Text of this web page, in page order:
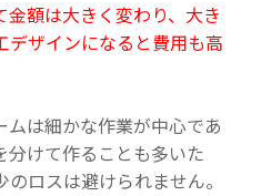
額は大きく変わり、大き
デザインになると費用も高
ムは細かな作業が中心であ
分けて作ることも多いた
ロスは避けられません。